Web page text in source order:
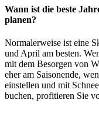
Wann ist die beste
planen?
Normalerweise ist eine
und April am besten.
mit dem Besorgen von
eher am Saisonende,
einstellen und mit
buchen, profitieren Sie